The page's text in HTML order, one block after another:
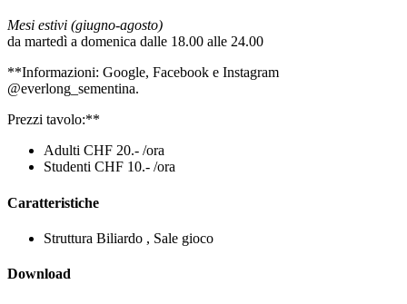
Mesi estivi (giugno-agosto)
da martedì a domenica dalle 18.00 alle 24.00
**Informazioni: Google, Facebook e Instagram
@everlong_sementina.
Prezzi tavolo:**
Adulti CHF 20.- /ora
Studenti CHF 10.- /ora
Caratteristiche
Struttura Biliardo , Sale gioco
Download